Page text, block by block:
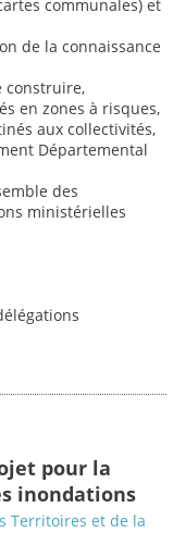
communales) et
de la connaissance
construire,
en zones à risques,
aux collectivités,
Départemental
des
ministérielles
pour la
inondations
Territoires et de la